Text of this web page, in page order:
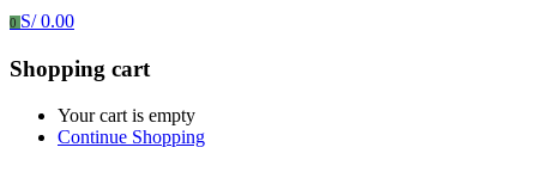
0 S/0.00
Shopping cart
Your cart is empty
Continue Shopping